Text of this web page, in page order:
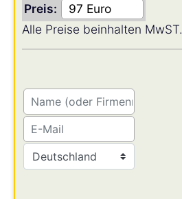
Preis:
Alle Preise beinhalten MwST.